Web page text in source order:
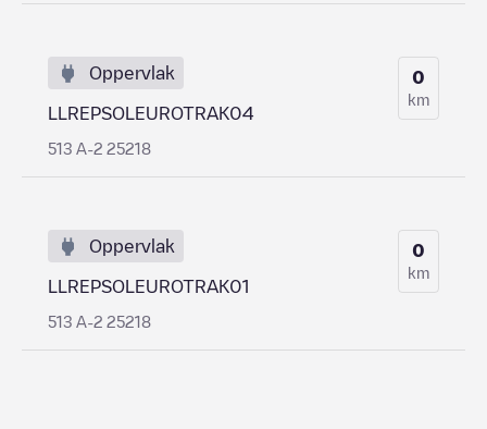
Oppervlak
LLREPSOLEUROTRAK04
513 A-2 25218
0
km
Oppervlak
LLREPSOLEUROTRAK01
513 A-2 25218
0
km